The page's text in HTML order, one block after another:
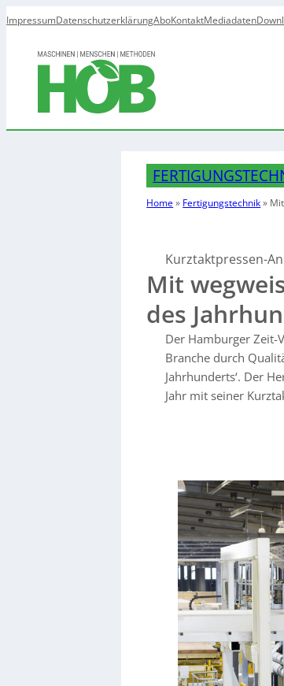
ImpressumDatenschutzerklärungAboKontaktMediadaten
Home» Fertigungstechnik»
Kurztaktpressen-
Mit
des
Der Hamburger Zeit-
Branche durch
Jahrhunderts‘. Der
Jahr mit seiner